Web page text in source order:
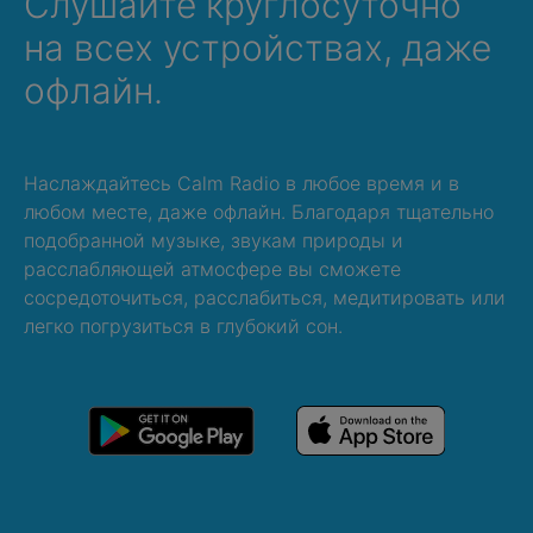
на всех устройствах, даже
офлайн.
Наслаждайтесь Calm Radio в любое время и в
любом месте, даже офлайн. Благодаря тщательно
подобранной музыке, звукам природы и
расслабляющей атмосфере вы сможете
сосредоточиться, расслабиться, медитировать или
легко погрузиться в глубокий сон.